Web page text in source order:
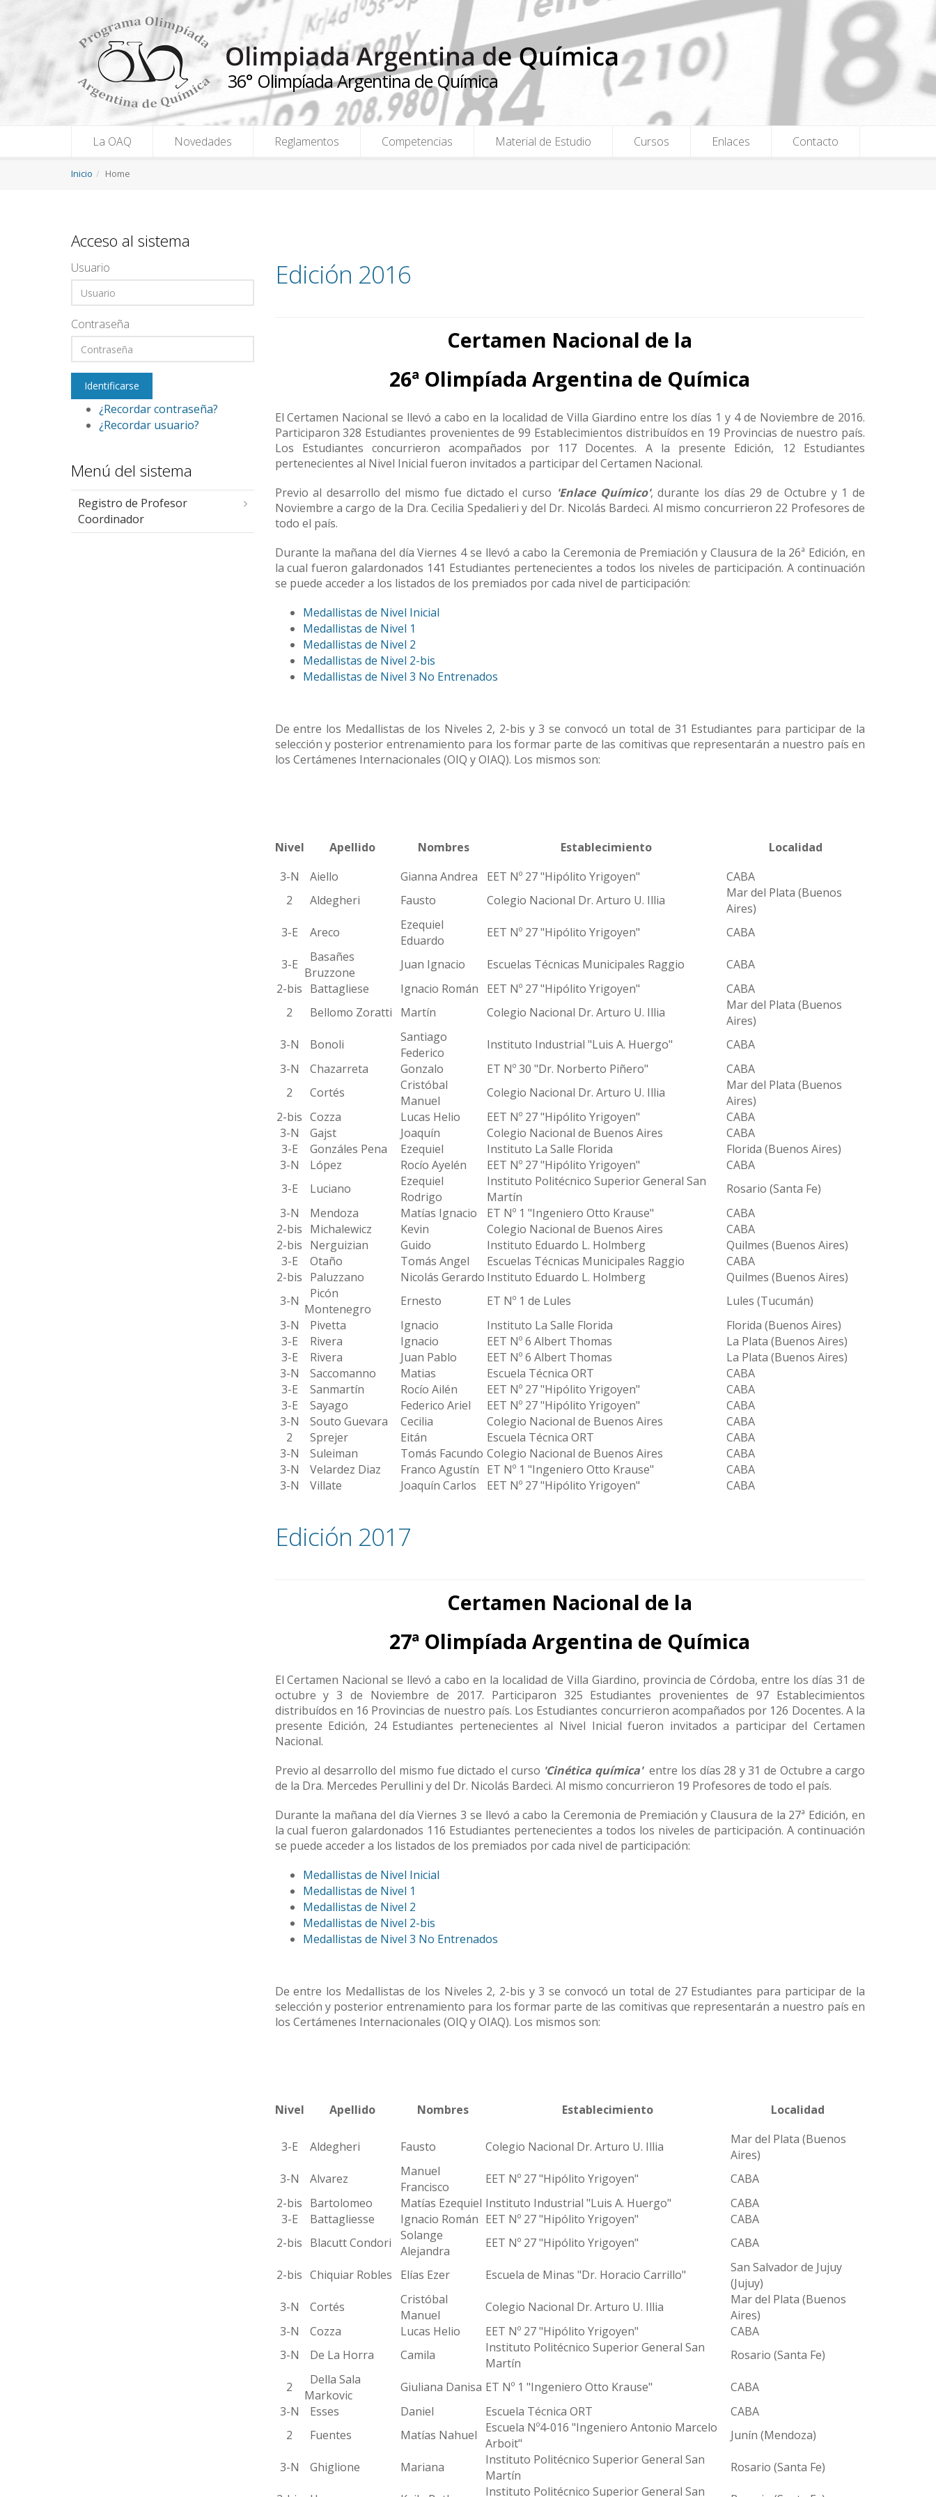
36° Olimpíada Argentina de Química
La OAQ Novedades Reglamentos Competencias Material de Estudio Cursos Enlaces Contacto
Inicio Home
Acceso al sistema
Usuario
Contraseña
¿Recordar contraseña?
¿Recordar usuario?
Menú del sistema
Registro de Profesor
Coordinador
Edición 2016
Certamen Nacional de la
26ª Olimpíada Argentina de Química
El Certamen Nacional se llevó a cabo en la localidad de Villa Giardino entre los días 1 y 4 de Noviembre de 2016.
Participaron 328 Estudiantes provenientes de 99 Establecimientos distribuídos en 19 Provincias de nuestro país.
Los Estudiantes concurrieron acompañados por 117 Docentes. A la presente Edición, 12 Estudiantes
pertenecientes al Nivel Inicial fueron invitados a participar del Certamen Nacional.
Previo al desarrollo del mismo fue dictado el curso 'Enlace Químico', durante los días 29 de Octubre y 1 de
Noviembre a cargo de la Dra. Cecilia Spedalieri y del Dr. Nicolás Bardeci. Al mismo concurrieron 22 Profesores de
todo el país.
Durante la mañana del día Viernes 4 se llevó a cabo la Ceremonia de Premiación y Clausura de la 26ª Edición, en
la cual fueron galardonados 141 Estudiantes pertenecientes a todos los niveles de participación. A continuación
se puede acceder a los listados de los premiados por cada nivel de participación:
Medallistas de Nivel Inicial
Medallistas de Nivel 1
Medallistas de Nivel 2
Medallistas de Nivel 2-bis
Medallistas de Nivel 3 No Entrenados
De entre los Medallistas de los Niveles 2, 2-bis y 3 se convocó un total de 31 Estudiantes para participar de la
selección y posterior entrenamiento para los formar parte de las comitivas que representarán a nuestro país en
los Certámenes Internacionales (OIQ y OIAQ). Los mismos son:
Nivel Apellido Nombres Establecimiento
Localidad
3-N
Aiello Gianna Andrea EET Nº 27 "Hipólito Yrigoyen"
CABA
2
Aldegheri Fausto Colegio Nacional Dr. Arturo U. Illia
Mar del Plata (Buenos
Aires)
3-E
Areco
Ezequiel
Eduardo
EET Nº 27 "Hipólito Yrigoyen" CABA
3-E
Basañes
Bruzzone
Juan Ignacio Escuelas Técnicas Municipales Raggio
CABA
2-bis Battagliese Ignacio Román EET Nº 27 "Hipólito Yrigoyen"
CABA
2
Bellomo Zoratti Martín Colegio Nacional Dr. Arturo U. Illia
Mar del Plata (Buenos
Aires)
3-N
Bonoli
Santiago
Federico
Instituto Industrial "Luis A. Huergo"
CABA
3-N
Chazarreta Gonzalo ET Nº 30 "Dr. Norberto Piñero"
CABA
2
Cortés
Cristóbal
Manuel
Colegio Nacional Dr. Arturo U. Illia
Mar del Plata (Buenos
Aires)
2-bis Cozza Lucas Helio EET Nº 27 "Hipólito Yrigoyen"
CABA
3-N
Gajst Joaquín Colegio Nacional de Buenos Aires
CABA
3-E
Gonzáles Pena Ezequiel Instituto La Salle Florida
Florida (Buenos Aires)
3-N
López Rocío Ayelén EET Nº 27 "Hipólito Yrigoyen"
CABA
3-E
Luciano
Ezequiel
Rodrigo
Instituto Politécnico Superior General San
Martín
Rosario (Santa Fe)
3-N
Mendoza Matías Ignacio ET Nº 1 "Ingeniero Otto Krause"
CABA
2-bis Michalewicz Kevin Colegio Nacional de Buenos Aires
CABA
2-bis Nerguizian Guido Instituto Eduardo L. Holmberg
Quilmes (Buenos Aires)
3-E
Otaño Tomás Angel Escuelas Técnicas Municipales Raggio
CABA
2-bis Paluzzano Nicolás Gerardo Instituto Eduardo L. Holmberg
Quilmes (Buenos Aires)
3-N
Picón
Montenegro
Ernesto ET Nº 1 de Lules
Lules (Tucumán)
3-N
Pivetta Ignacio Instituto La Salle Florida
Florida (Buenos Aires)
3-E
Rivera Ignacio EET Nº 6 Albert Thomas
La Plata (Buenos Aires)
3-E
Rivera Juan Pablo EET Nº 6 Albert Thomas
La Plata (Buenos Aires)
3-N
Saccomanno Matias Escuela Técnica ORT
CABA
3-E
Sanmartín Rocío Ailén EET Nº 27 "Hipólito Yrigoyen"
CABA
3-E
Sayago Federico Ariel EET Nº 27 "Hipólito Yrigoyen"
CABA
3-N
Souto Guevara Cecilia Colegio Nacional de Buenos Aires
CABA
2
Sprejer Eitán Escuela Técnica ORT
CABA
3-N
Suleiman Tomás Facundo Colegio Nacional de Buenos Aires
CABA
3-N
Velardez Diaz Franco Agustín ET Nº 1 "Ingeniero Otto Krause"
CABA
3-N
Villate Joaquín Carlos EET Nº 27 "Hipólito Yrigoyen" CABA
Edición 2017
Certamen Nacional de la
27ª Olimpíada Argentina de Química
El Certamen Nacional se llevó a cabo en la localidad de Villa Giardino, provincia de Córdoba, entre los días 31 de
octubre y 3 de Noviembre de 2017. Participaron 325 Estudiantes provenientes de 97 Establecimientos
distribuídos en 16 Provincias de nuestro país. Los Estudiantes concurrieron acompañados por 126 Docentes. A la
presente Edición, 24 Estudiantes pertenecientes al Nivel Inicial fueron invitados a participar del Certamen
Nacional.
Previo al desarrollo del mismo fue dictado el curso 'Cinética química'entre los días 28 y 31 de Octubre a cargo
de la Dra. Mercedes Perullini y del Dr. Nicolás Bardeci. Al mismo concurrieron 19 Profesores de todo el país.
Durante la mañana del día Viernes 3 se llevó a cabo la Ceremonia de Premiación y Clausura de la 27ª Edición, en
la cual fueron galardonados 116 Estudiantes pertenecientes a todos los niveles de participación. A continuación
se puede acceder a los listados de los premiados por cada nivel de participación:
Medallistas de Nivel Inicial
Medallistas de Nivel 1
Medallistas de Nivel 2
Medallistas de Nivel 2-bis
Medallistas de Nivel 3 No Entrenados
De entre los Medallistas de los Niveles 2, 2-bis y 3 se convocó un total de 27 Estudiantes para participar de la
selección y posterior entrenamiento para los formar parte de las comitivas que representarán a nuestro país en
los Certámenes Internacionales (OIQ y OIAQ). Los mismos son:
Nivel Apellido Nombres Establecimiento Localidad
3-E Aldegheri Fausto Colegio Nacional Dr. Arturo U. Illia
Mar del Plata (Buenos
Aires)
3-N
Alvarez
Manuel
Francisco
EET Nº 27 "Hipólito Yrigoyen"
CABA
2-bis Bartolomeo Matías Ezequiel Instituto Industrial "Luis A. Huergo"
CABA
3-E
Battagliesse Ignacio Román EET Nº 27 "Hipólito Yrigoyen"
CABA
2-bis Blacutt Condori
Solange
Alejandra
EET Nº 27 "Hipólito Yrigoyen" CABA
2-bis Chiquiar Robles Elías Ezer Escuela de Minas "Dr. Horacio Carrillo"
San Salvador de Jujuy
(Jujuy)
3-N
Cortés
Cristóbal
Manuel
Colegio Nacional Dr. Arturo U. Illia
Mar del Plata (Buenos
Aires)
3-N
Cozza Lucas Helio EET Nº 27 "Hipólito Yrigoyen"
CABA
3-N
De La Horra Camila
Instituto Politécnico Superior General San
Martín
Rosario (Santa Fe)
2
Della Sala
Markovic
Giuliana Danisa ET Nº 1 "Ingeniero Otto Krause"
CABA
3-N
Esses Daniel Escuela Técnica ORT
CABA
2
Fuentes Matías Nahuel
Escuela Nº4-016 "Ingeniero Antonio Marcelo
Arboit"
Junín (Mendoza)
3-N Ghiglione Mariana
Instituto Politécnico Superior General San
Martín
Rosario (Santa Fe)
Instituto Politécnico Superior General San